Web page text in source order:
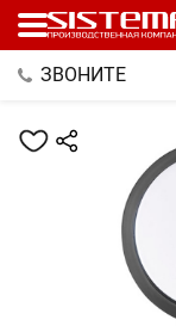
ЗВОНИТЕ